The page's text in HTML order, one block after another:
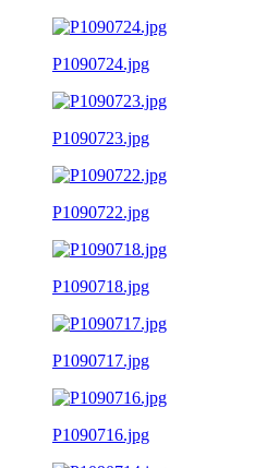
P1090724.jpg
P1090723.jpg
P1090722.jpg
P1090718.jpg
P1090717.jpg
P1090716.jpg